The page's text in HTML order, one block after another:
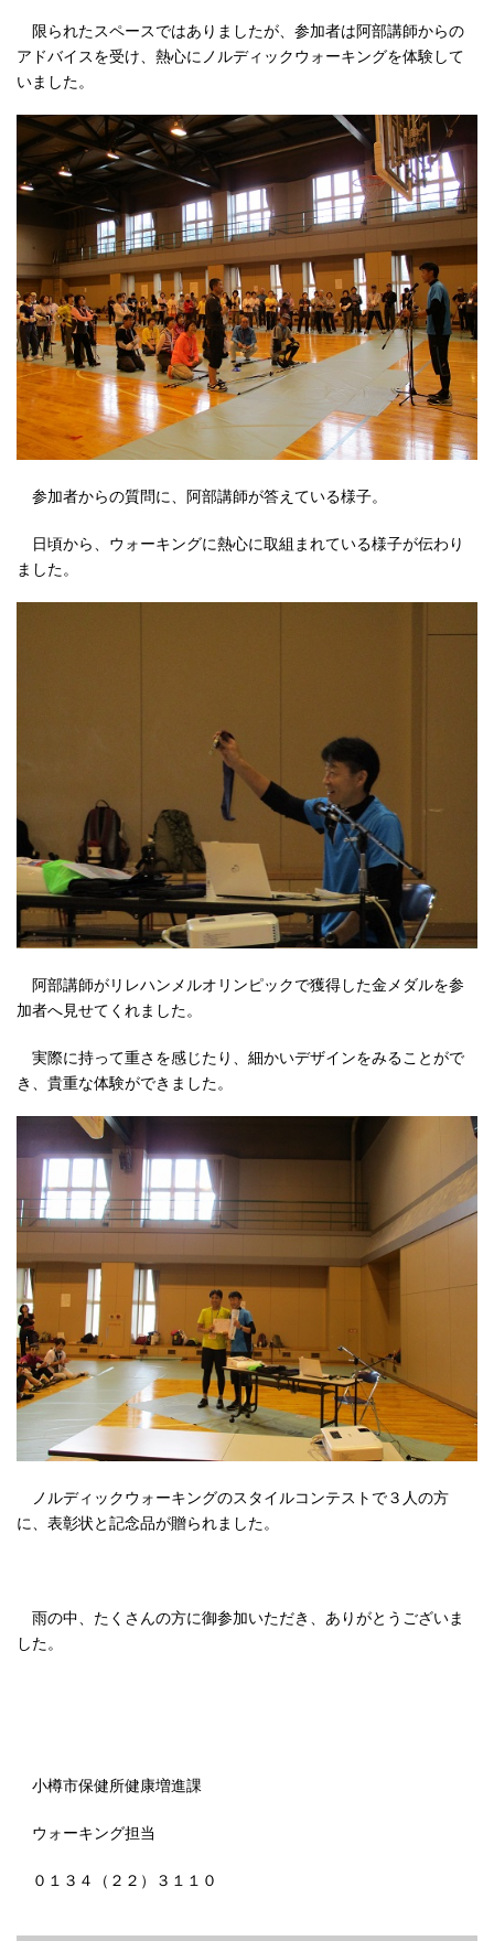
限られたスペースではありましたが、参加者は阿部講師からの
アドバイスを受け、熱心にノルディックウォーキングを体験して
いました。
参加者からの質問に、阿部講師が答えている様子。
日頃から、ウォーキングに熱心に取組まれている様子が伝わり
ました。
阿部講師がリレハンメルオリンピックで獲得した金メダルを参
加者へ見せてくれました。
実際に持って重さを感じたり、細かいデザインをみることがで
き、貴重な体験ができました。
ノルディックウォーキングのスタイルコンテストで３人の方
に、表彰状と記念品が贈られました。
雨の中、たくさんの方に御参加いただき、ありがとうございま
した。
小樽市保健所健康増進課
ウォーキング担当
０１３４（２２）３１１０